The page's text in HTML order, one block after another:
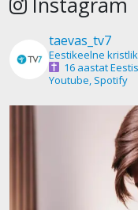
taevas_tv7
Eestikeelne
16 aastat Eestis
Youtube, Spotify